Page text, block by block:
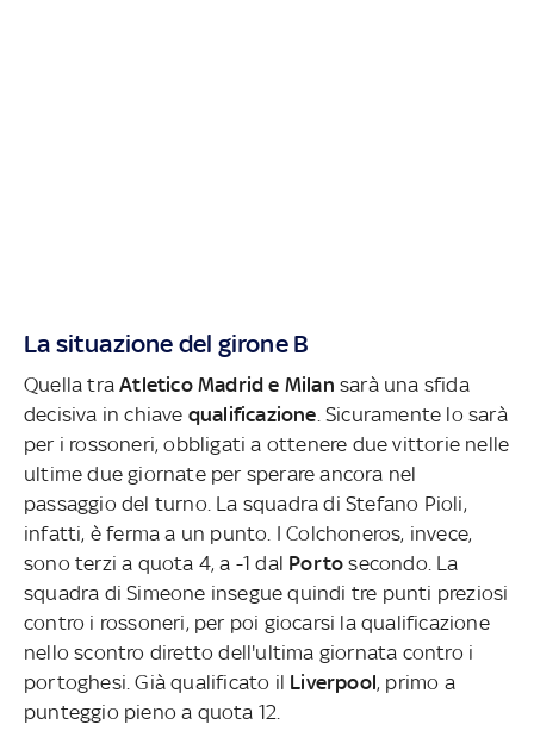
La situazione del girone B
Quella traAtletico Madrid e Milansarà una sfida
decisiva in chiave qualificazione . Sicuramente lo sarà
per i rossoneri, obbligati a ottenere due vittorie nelle
ultime due giornate per sperare ancora nel
passaggio del turno. La squadra di Stefano Pioli,
infatti, è ferma a un punto. I Colchoneros, invece,
sono terzi a quota 4, a -1 dal Porto secondo. La
squadra di Simeone insegue quindi tre punti preziosi
contro i rossoneri, per poi giocarsi la qualificazione
nello scontro diretto dell'ultima giornata contro i
portoghesi. Già qualificato il Liverpool, primo a
punteggio pieno a quota 12.